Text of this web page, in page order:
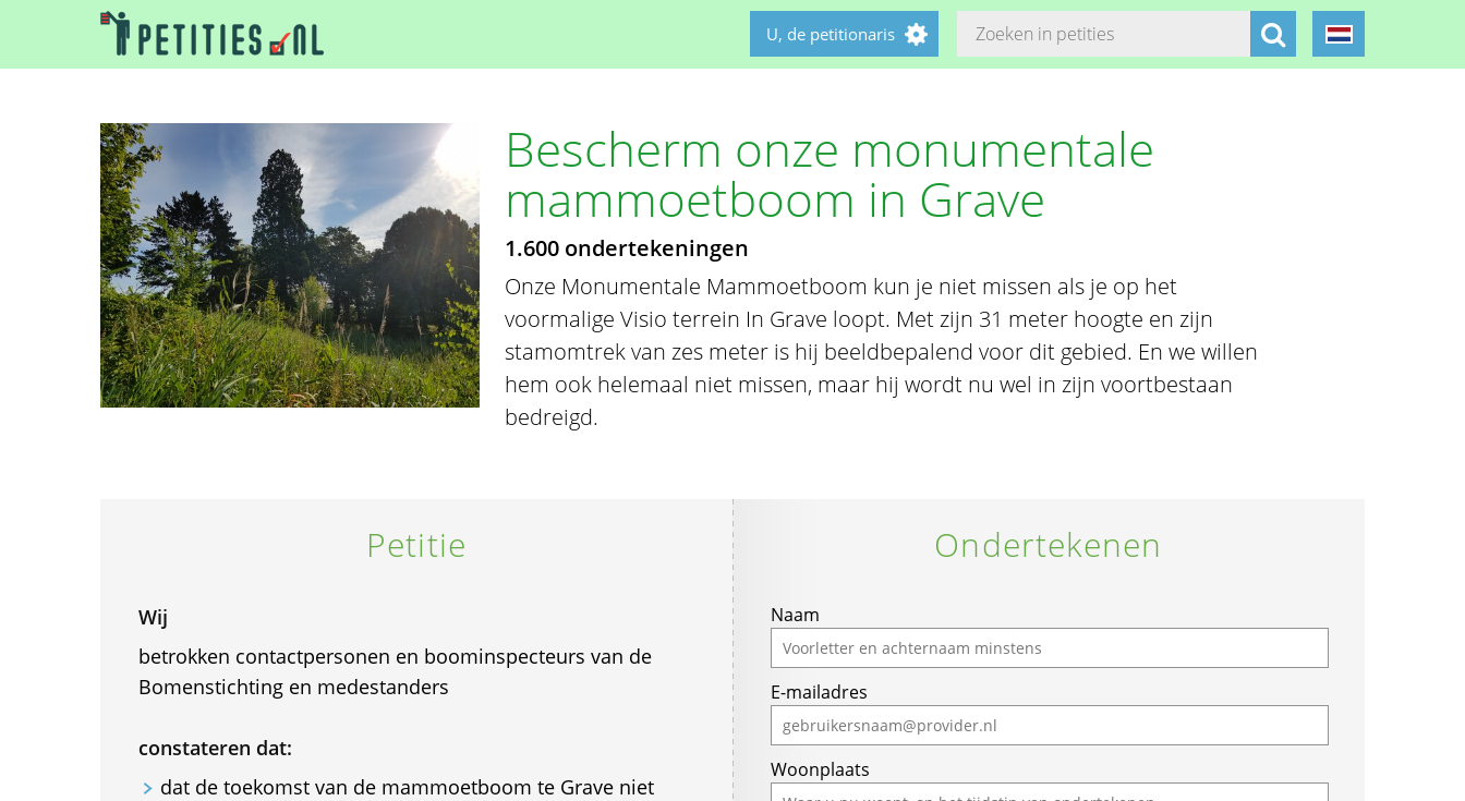
U, de petitionaris
Bescherm onze monumentale
mammoetboom in Grave
1.600 ondertekeningen
Onze Monumentale Mammoetboom kun je niet missen als je op het
voormalige Visio terrein In Grave loopt. Met zijn 31 meter hoogte en zijn
stamomtrek van zes meter is hij beeldbepalend voor dit gebied. En we willen
hem ook helemaal niet missen, maar hij wordt nu wel in zijn voortbestaan
bedreigd.
Petitie
Wij
betrokken contactpersonen en boominspecteurs van de
Bomenstichting en medestanders
constateren dat:
dat de toekomst van de mammoetboom te Grave niet
Ondertekenen
Naam
E-mailadres
Woonplaats